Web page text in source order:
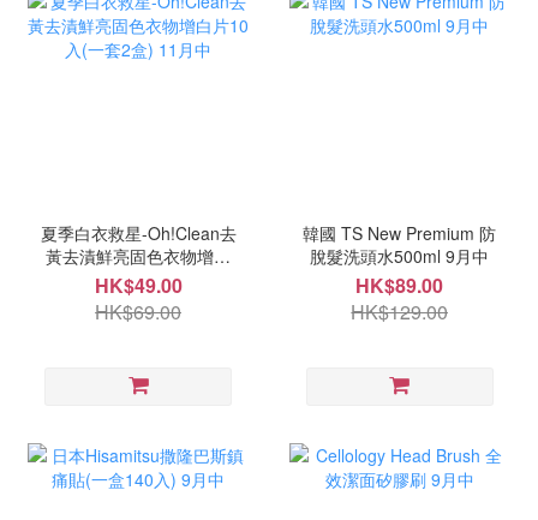
夏季白衣救星-Oh!Clean去
黃去漬鮮亮固色衣物增白
片10入(一套2盒) 11月中
HK$49.00
HK$69.00
韓國 TS New Premium 防
脫髮洗頭水500ml 9月中
HK$89.00
HK$129.00